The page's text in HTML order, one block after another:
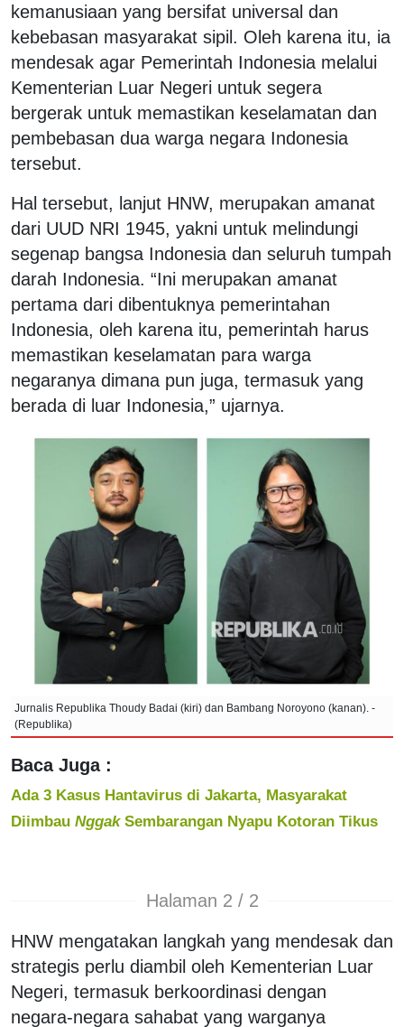
kemanusiaan yang bersifat universal dan
kebebasan masyarakat sipil. Oleh karena itu, ia
mendesak agar Pemerintah Indonesia melalui
Kementerian Luar Negeri untuk segera
bergerak untuk memastikan keselamatan dan
pembebasan dua warga negara Indonesia
tersebut.
Hal tersebut, lanjut HNW, merupakan amanat
dari UUD NRI 1945, yakni untuk melindungi
segenap bangsa Indonesia dan seluruh tumpah
darah Indonesia. “Ini merupakan amanat
pertama dari dibentuknya pemerintahan
Indonesia, oleh karena itu, pemerintah harus
memastikan keselamatan para warga
negaranya dimana pun juga, termasuk yang
berada di luar Indonesia,” ujarnya.
Jurnalis Republika Thoudy Badai (kiri) dan Bambang Noroyono (kanan). -
(Republika)
Baca Juga :
Ada 3 Kasus Hantavirus di Jakarta, Masyarakat
Diimbau NggakSembarangan Nyapu Kotoran Tikus
Halaman 2 / 2
HNW mengatakan langkah yang mendesak dan
strategis perlu diambil oleh Kementerian Luar
Negeri, termasuk berkoordinasi dengan
negara-negara sahabat yang warganya